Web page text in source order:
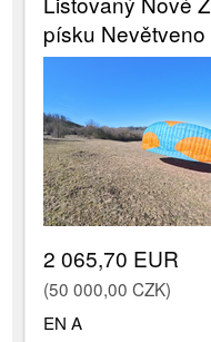
písku
2 065,70 EUR
(50 000,00 CZK)
EN A